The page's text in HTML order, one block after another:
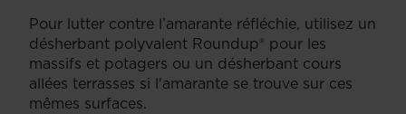
Pour lutter contre l’amarante réfléchie, utilisez un
désherbant polyvalent Roundup® pour les
massifs et potagers ou un désherbant cours
allées terrasses si l'amarante se trouve sur ces
mêmes surfaces.